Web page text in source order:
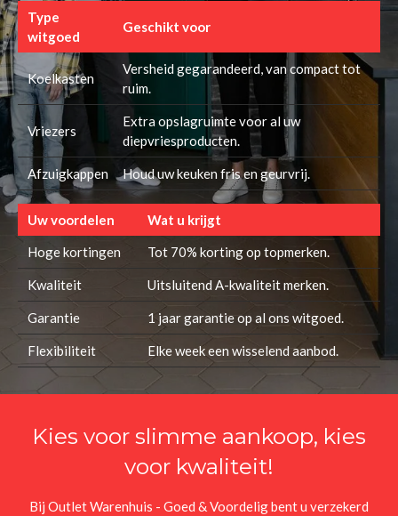
Type
witgoed
Geschikt voor
Koelkasten
Versheid gegarandeerd, van compact tot
ruim.
Vriezers
Extra opslagruimte voor al uw
diepvriesproducten.
Afzuigkappen Houd uw keuken fris en geurvrij.
Uw voordelen
Wat u krijgt
Hoge kortingen
Tot 70% korting op topmerken.
Kwaliteit Uitsluitend A-kwaliteit merken.
Garantie 1 jaar garantie op al ons witgoed.
Flexibiliteit Elke week een wisselend aanbod.
Kies voor slimme aankoop, kies
voor kwaliteit!
Bij Outlet Warenhuis - Goed & Voordelig bent u verzekerd